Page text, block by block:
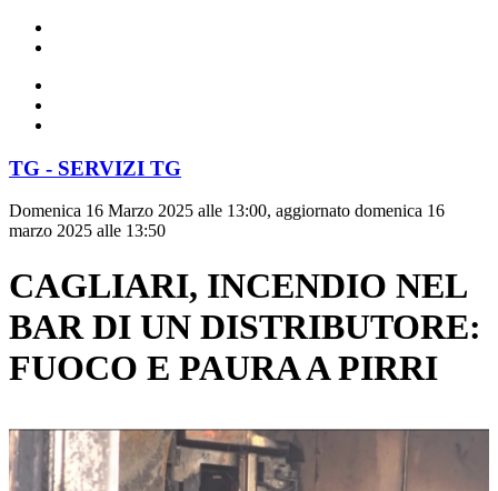
TG - SERVIZI TG
Domenica 16 Marzo 2025 alle 13:00, aggiornato domenica 16
marzo 2025 alle 13:50
CAGLIARI, INCENDIO NEL
BAR DI UN DISTRIBUTORE:
FUOCO E PAURA A PIRRI